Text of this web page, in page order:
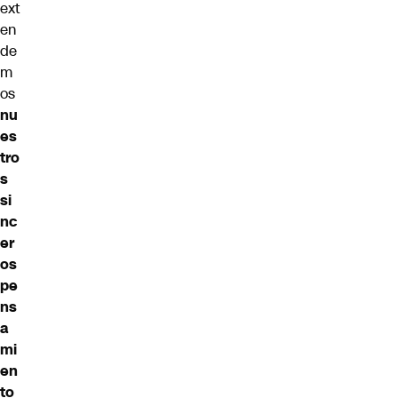
ext
en
de
m
os
nu
es
tro
s
si
nc
er
os
pe
ns
a
mi
en
to